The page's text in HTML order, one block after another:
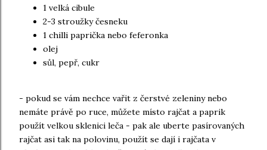
1 velká cibule
2-3 stroužky česneku
1 chilli paprička nebo feferonka
olej
sůl, pepř, cukr
- pokud se vám nechce vařit z čerstvé zeleniny nebo
nemáte právě po ruce, můžete místo rajčat a paprik
použít velkou sklenici leča - pak ale uberte pasírovaných
rajčat asi tak na polovinu, použít se dají i rajčata v